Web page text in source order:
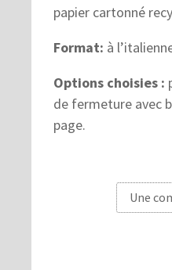
papier cartonné
Format: à
Options choisies :
de fermeture avec
page.
Une